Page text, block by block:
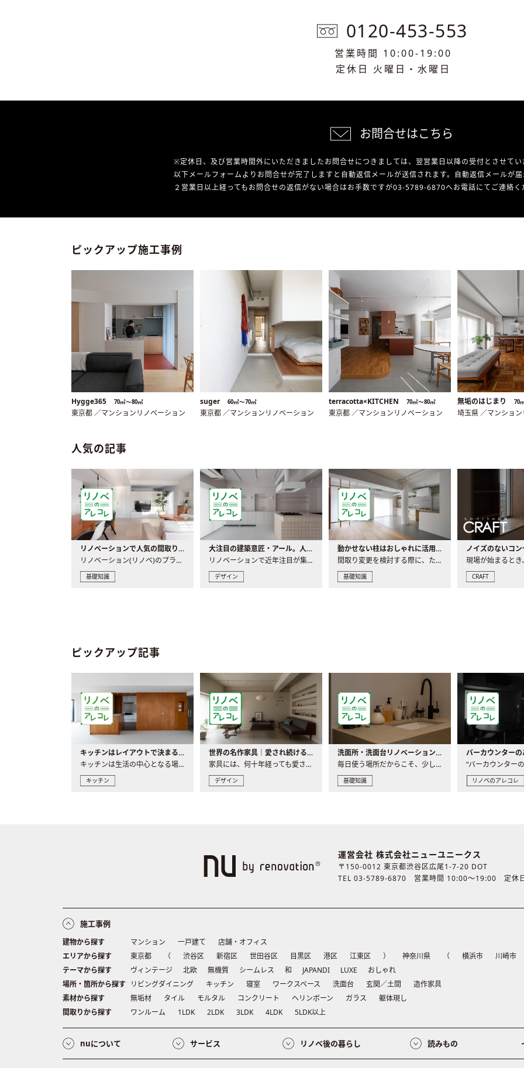
0120-453-553
営業時間 10:00-19:00
定休日 火曜日・水曜日
お問合せはこちら
※定休日、及び営業時間外にいただきましたお問合せにつきましては、翌営業日以降の受付とさせてい
以下メールフォームよりお問合せが完了しますと自動返信メールが送信されます。自動返信メールが届
２営業日以上経ってもお問合せの返信がない場合はお手数ですが03-5789-6870へお電話にてご連絡く
ピックアップ施工事例
Hygge365 70㎡〜80㎡
東京都 ／マンションリノベーション
suger 60㎡〜70㎡
東京都 ／マンションリノベーション
terracotta×KITCHEN 70㎡〜80㎡
東京都 ／マンションリノベーション
無垢のはじまり 70
埼玉県 ／マンショ
人気の記事
リノベーションで人気の間取りとは？トレンドの間取りと実例を徹底解説
リノベーション(リノベ)のプランニングで一番最初に決めるのは..
基礎知識
大注目の建築意匠・アール。人気の理由と空間に取り入れるポイント
リノベーションで近年注目が集まる建築意匠の一つであるアール..
デザイン
動かせない柱はおしゃれに活用！柱を魅せるリノベーション(リノベ)4選
間取り変更を検討する際に、たびたび皆さんの頭を悩ませる動か..
基礎知識
ノイズのないコン
CRAFT
ピックアップ記事
キッチンはレイアウトで決まる。後悔しないための考え方と選び方
キッチンは生活の中心となる場所だからこそ、家の中のどこに置..
キッチン
世界の名作家具｜愛され続ける理由と一生モノとの出会い方
家具には、何十年経っても愛され続ける「名作」と呼ばれるもの..
デザイン
洗面所・洗面台リノベーションの事例と間取りアイデア
毎日使う場所だからこそ、少しの間取りの工夫や素材の選び方で..
基礎知識 リノベのアレコレ
運営会社 株式会社ニューユニークス
〒150-0012 東京都渋谷区広尾1-7-20 DOT
TEL 03-5789-6870 営業時間 10:00〜19:00 定休
施工事例
建物から探す マンション 一戸建て
店舗・オフィス
エリアから探す
東京都 （ 渋谷区 新宿区 世田谷区 目黒区 港区 江東区 ） 神奈川県 （ 横浜市 川崎市
テーマから探す
ヴィンテージ 北欧 無機質 シームレス 和 JAPANDI LUXE
おしゃれ
場所・箇所から探す リビングダイニング キッチン 寝室 ワークスペース 洗面台 玄関／土間
造作家具
素材から探す
無垢材 タイル モルタル コンクリート ヘリンボーン ガラス
躯体現し
間取りから探す
ワンルーム 1LDK 2LDK 3LDK 4LDK 5LDK以上
nuについて サービス リノベ後の暮らし 読みもの